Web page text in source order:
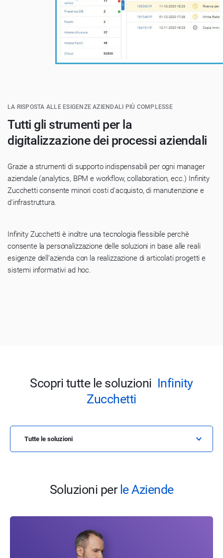
LA RISPOSTA ALLE ESIGENZE AZIENDALI PIÙ COMPLESSE
Tutti gli strumenti per la
digitalizzazione dei processi aziendali
Grazie a strumenti di supporto indispensabili per ogni manager
aziendale (analytics, BPM e workflow, collaboration, ecc.) Infinity
Zucchetti consente minori costi d'acquisto, di manutenzione e
d'infrastruttura.
Infinity Zucchetti è inoltre una tecnologia flessibile perchè
consente la personalizzazione delle soluzioni in base alle reali
esigenze dell'azienda con la realizzazione di articolati progetti e
sistemi informativi ad hoc.
Scopri tutte le soluzioni Infinity
Zucchetti
Tutte le soluzioni
Soluzioni per le Aziende